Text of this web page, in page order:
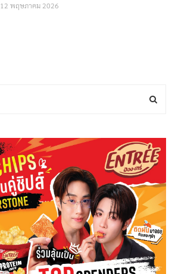
12 พฤษภาคม 2026